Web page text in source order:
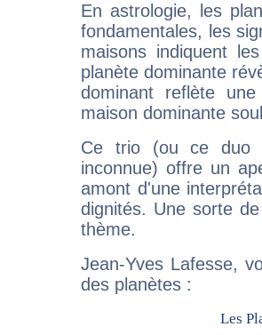
En astrologie, les
fondamentales, les
maisons indiquent
planète dominante
dominant reflète
maison dominante
Ce trio (ou ce duo
inconnue) offre un
amont d'une
dignités. Une sorte
thème.
Jean-Yves Lafesse,
des planètes :